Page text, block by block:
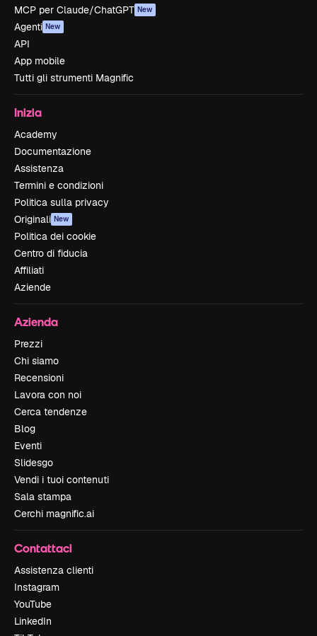
MCP per Claude/ChatGPT New
Agenti New
API
App mobile
Tutti gli strumenti Magnific
Inizia
Academy
Documentazione
Assistenza
Termini e condizioni
Politica sulla privacy
Originali New
Politica dei cookie
Centro di fiducia
Affiliati
Aziende
Azienda
Prezzi
Chi siamo
Recensioni
Lavora con noi
Cerca tendenze
Blog
Eventi
Slidesgo
Vendi i tuoi contenuti
Sala stampa
Cerchi magnific.ai
Contattaci
Assistenza clienti
Instagram
YouTube
LinkedIn